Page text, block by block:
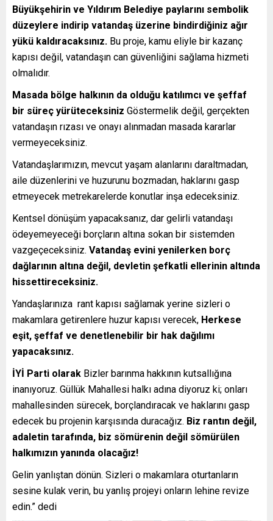
Büyükşehirin ve Yıldırım Belediye paylarını sembolik
düzeylere indirip vatandaş üzerine bindirdiğiniz ağır
yükü kaldıracaksınız. Bu proje, kamu eliyle bir kazanç
kapısı değil, vatandaşın can güvenliğini sağlama hizmeti
olmalıdır.
Masada bölge halkının da olduğu katılımcı ve şeffaf
bir süreç yürüteceksiniz Göstermelik değil, gerçekten
vatandaşın rızası ve onayı alınmadan masada kararlar
vermeyeceksiniz.
Vatandaşlarımızın, mevcut yaşam alanlarını daraltmadan,
aile düzenlerini ve huzurunu bozmadan, haklarını gasp
etmeyecek metrekarelerde konutlar inşa edeceksiniz.
Kentsel dönüşüm yapacaksanız, dar gelirli vatandaşı
ödeyemeyeceği borçların altına sokan bir sistemden
vazgeçeceksiniz. Vatandaş evini yenilerken borç
dağlarının altına değil, devletin şefkatli ellerinin altında
hissettireceksiniz.
Yandaşlarınıza rant kapısı sağlamak yerine sizleri o
makamlara getirenlere huzur kapısı verecek, Herkese
eşit, şeffaf ve denetlenebilir bir hak dağılımı
yapacaksınız.
İYİ Parti olarak Bizler barınma hakkının kutsallığına
inanıyoruz. Güllük Mahallesi halkı adına diyoruz ki; onları
mahallesinden sürecek, borçlandıracak ve haklarını gasp
edecek bu projenin karşısında duracağız. Biz rantın değil,
adaletin tarafında, biz sömürenin değil sömürülen
halkımızın yanında olacağız!
Gelin yanlıştan dönün. Sizleri o makamlara oturtanların
sesine kulak verin, bu yanlış projeyi onların lehine revize
edin.” dedi